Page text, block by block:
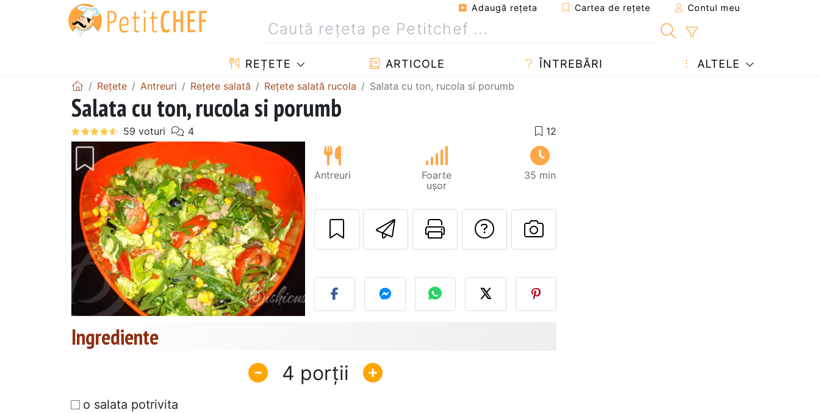
Adaugă reţeta Cartea de rețete Contul meu
REȚETE ARTICOLE ÎNTREBĂRI ALTELE
Rețete Antreuri Rețete salată Rețete salată rucola Salata cu ton, rucola si porumb
Salata cu ton, rucola si porumb
Antreuri
Foarte
ușor
35 min
Trimite unui prieten
Printează pagina
Adresează o întrebare autorului
Postează o poză cu rețeta
Ingrediente
4
o salata potrivita